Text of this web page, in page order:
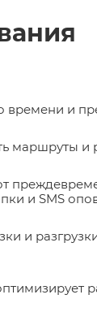
времени и
маршруты и
и SMS
и